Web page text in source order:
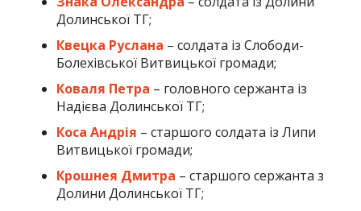
Долинської ТГ;
Квецка Руслана – солдата із Слободи-
Болехівської Витвицької громади;
Коваля Петра – головного сержанта із
Надієва Долинської ТГ;
Коса Андрія – старшого солдата із Липи
Витвицької громади;
Крошнея Дмитра – старшого сержанта з
Долини Долинської ТГ;